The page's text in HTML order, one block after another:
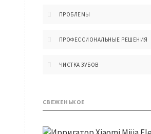
ПРОБЛЕМЫ
ПРОФЕССИОНАЛЬНЫЕ РЕШЕНИЯ
ЧИСТКА ЗУБОВ
СВЕЖЕНЬКОЕ